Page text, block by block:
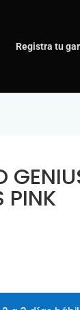
Registra tu
PINK